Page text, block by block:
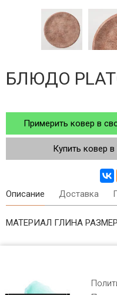
БЛЮДО
Примерить ковер в
Купить ковер
Описание Доставка
МАТЕРИАЛ ГЛИНА РАЗМЕР